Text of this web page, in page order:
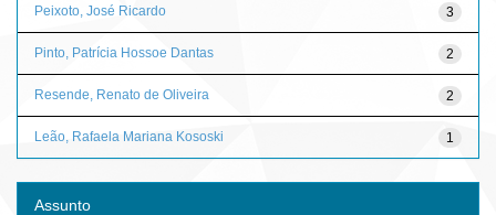
3
Peixoto, José Ricardo
2
Pinto, Patrícia Hossoe Dantas
2
Resende, Renato de Oliveira
1
Leão, Rafaela Mariana Kososki
Assunto